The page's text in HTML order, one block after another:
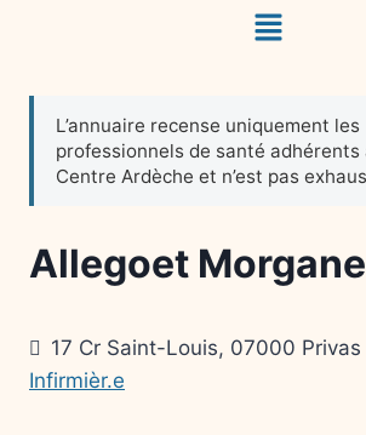
Allegoet Morgane
17 Cr Saint-Louis, 07000 Privas
Infirmièr.e